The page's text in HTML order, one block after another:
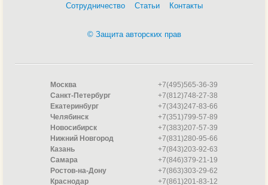
Сотрудничество Статьи Контакты
© Защита авторских прав
Москва
+7(495)565-36-39
Санкт-Петербург
+7(812)748-27-38
Екатеринбург
+7(343)247-83-66
Челябинск
+7(351)799-57-89
Новосибирск
+7(383)207-57-39
Нижний Новгород
+7(831)280-95-66
Казань
+7(843)203-92-63
Самара
+7(846)379-21-19
Ростов-на-Дону
+7(863)303-29-62
Краснодар
+7(861)201-83-12